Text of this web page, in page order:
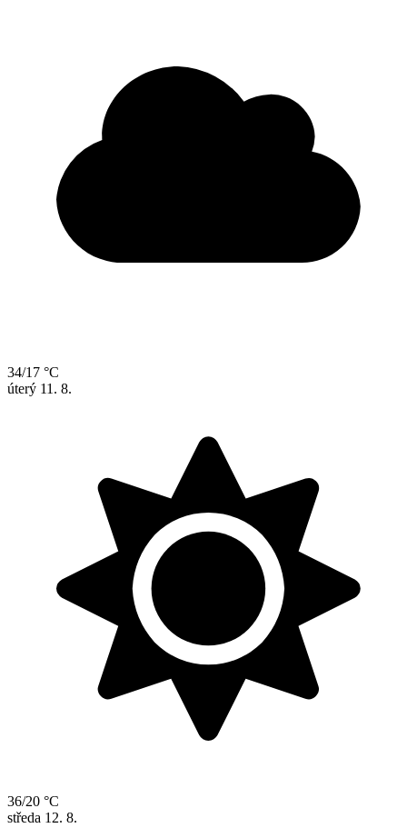
34/17 °C
úterý 11. 8.
36/20 °C
středa 12. 8.